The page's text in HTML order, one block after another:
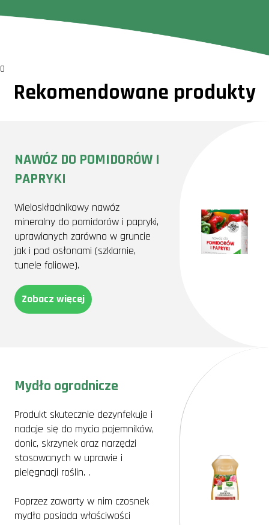
0
Rekomendowane produkty
NAWÓZ DO POMIDORÓW I
PAPRYKI
Wieloskładnikowy nawóz
mineralny do pomidorów i papryki,
uprawianych zarówno w gruncie
jak i pod osłonami (szklarnie,
tunele foliowe).
Zobacz więcej
Mydło ogrodnicze
Produkt skutecznie dezynfekuje i
nadaje się do mycia pojemników,
donic, skrzynek oraz narzędzi
stosowanych w uprawie i
pielęgnacji roślin. .
Poprzez zawarty w nim czosnek
mydło posiada właściwości